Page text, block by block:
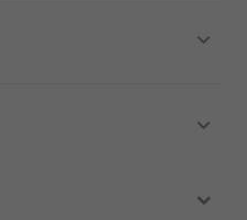
inklusive moms och